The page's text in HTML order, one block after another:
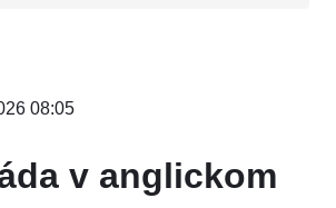
08:05
v anglickom